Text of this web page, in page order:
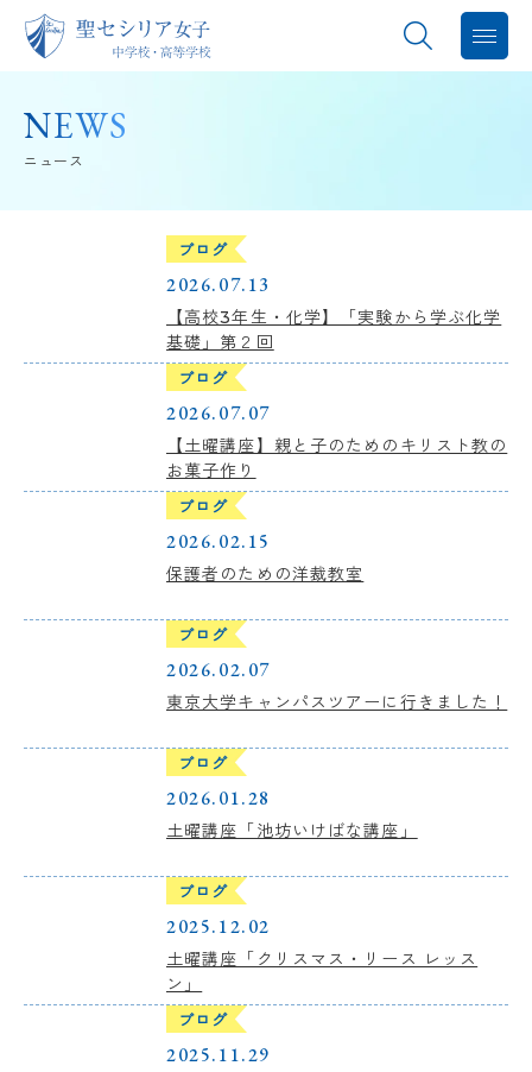
教育内容
アクセス NEWS
サイトマップ
NEWS
ニュース
ブログ
2026.07.13
【高校3年生・化学】「実験から学ぶ化学
基礎」第２回
ブログ
2026.07.07
【土曜講座】親と子のためのキリスト教の
お菓子作り
ブログ
2026.02.15
保護者のための洋裁教室
ブログ
2026.02.07
東京大学キャンパスツアーに行きました！
ブログ
2026.01.28
土曜講座「池坊いけばな講座」
ブログ
2025.12.02
土曜講座「クリスマス・リース レッス
ン」
ブログ
2025.11.29